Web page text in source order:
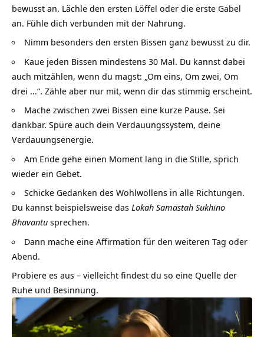
bewusst an. Lächle den ersten Löffel oder die erste Gabel
an. Fühle dich verbunden mit der Nahrung.
Nimm besonders den ersten Bissen ganz bewusst zu dir.
Kaue jeden Bissen mindestens 30 Mal. Du kannst dabei
auch mitzählen, wenn du magst: „Om eins, Om zwei, Om
drei …“. Zähle aber nur mit, wenn dir das stimmig erscheint.
Mache zwischen zwei Bissen eine kurze Pause. Sei
dankbar. Spüre auch dein Verdauungssystem, deine
Verdauungsenergie.
Am Ende gehe einen Moment lang in die Stille, sprich
wieder ein Gebet.
Schicke Gedanken des Wohlwollens in alle Richtungen.
Du kannst beispielsweise das Lokah Samastah Sukhino
Bhavantu sprechen.
Dann mache eine Affirmation für den weiteren Tag oder
Abend.
Probiere es aus – vielleicht findest du so eine Quelle der
Ruhe und Besinnung.